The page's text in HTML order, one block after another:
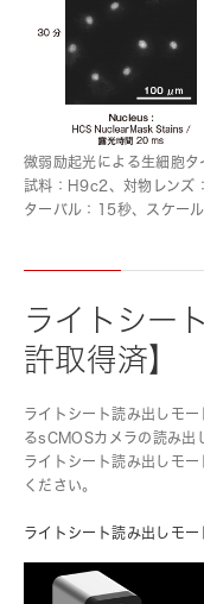
微弱励起光による生細胞タ
試料：H9c2、対物レン
ターバル：15秒、スケー
ライトシー
許取得済】
ライトシート読み出しモ
るsCMOSカメラの読み出
ライトシート読み出しモ
ください。
ライトシート読み出しモー